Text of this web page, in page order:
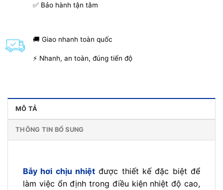
✅ Bảo hành tận tâm
🚚 Giao nhanh toàn quốc
⚡ Nhanh, an toàn, đúng tiến độ
MÔ TẢ
THÔNG TIN BỔ SUNG
Bẫy hơi chịu nhiệt được thiết kế đặc biệt để
làm việc ổn định trong điều kiện nhiệt độ cao,